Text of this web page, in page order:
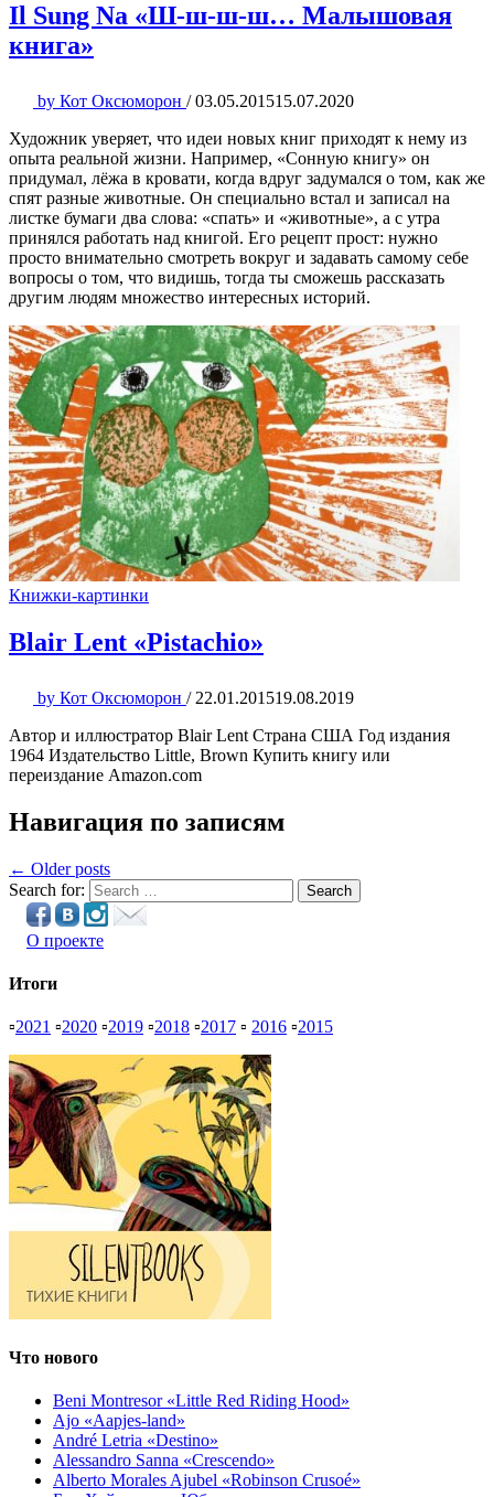
Il Sung Na «Ш-ш-ш-ш… Малышовая
книга»
by Кот Оксюморон / 03.05.201515.07.2020
Художник уверяет, что идеи новых книг приходят к нему из
опыта реальной жизни. Например, «Сонную книгу» он
придумал, лёжа в кровати, когда вдруг задумался о том, как же
спят разные животные. Он специально встал и записал на
листке бумаги два слова: «спать» и «животные», а с утра
принялся работать над книгой. Его рецепт прост: нужно
просто внимательно смотреть вокруг и задавать самому себе
вопросы о том, что видишь, тогда ты сможешь рассказать
другим людям множество интересных историй.
Книжки-картинки
Blair Lent «Pistachio»
by Кот Оксюморон / 22.01.201519.08.2019
Автор и иллюстратор Blair Lent Страна США Год издания
1964 Издательство Little, Brown Купить книгу или
переиздание Amazon.com
Навигация по записям
← Older posts
Search for:
Search
О проекте
Итоги
▫2021 ▫2020 ▫2019 ▫2018 ▫2017 ▫ 2016 ▫2015
Что нового
Beni Montresor «Little Red Riding Hood»
Ajo «Aapjes-land»
André Letria «Destino»
Alessandro Sanna «Crescendo»
Alberto Morales Ajubel «Robinson Crusoé»